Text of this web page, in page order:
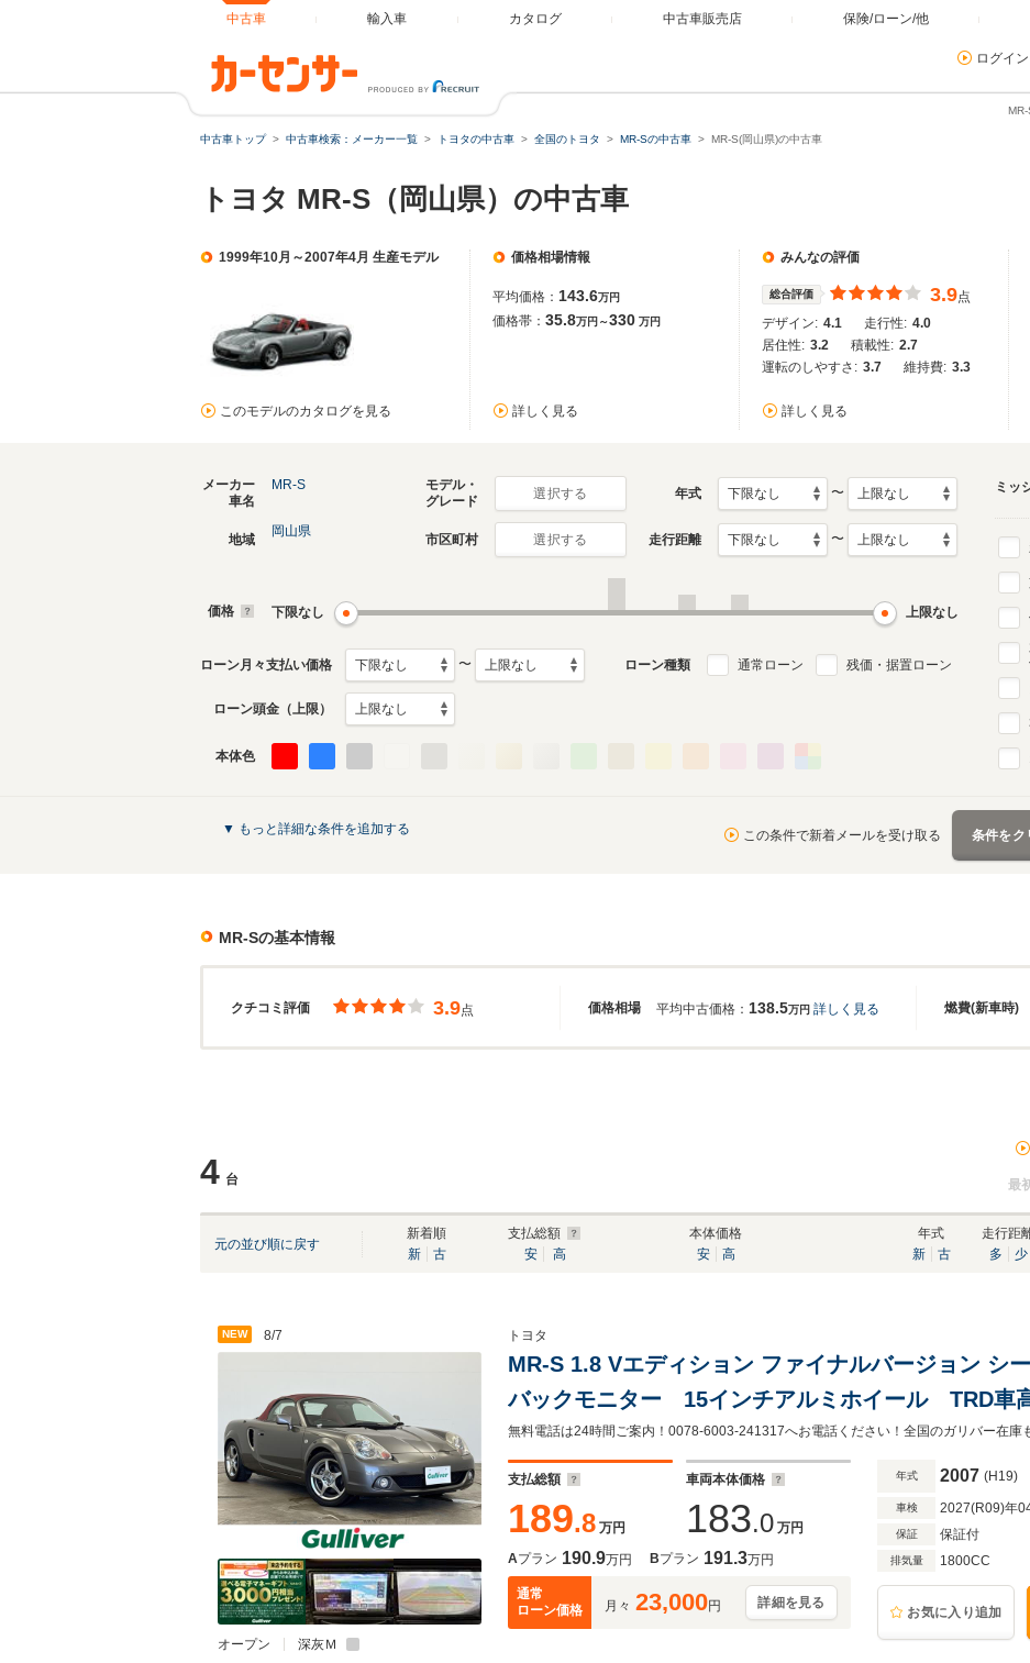
中古車 輸入車 カタログ 中古車販売店 保険/ローン/他
ログイン
中古車トップ 中古車検索：メーカー一覧 トヨタの中古車 全国のトヨタ MR-Sの中古車 MR-S(岡山県)の中古車
トヨタ MR-S（岡山県）の中古車
1999年10月～2007年4月 生産モデル
このモデルのカタログを見る
価格相場情報
平均価格： 143.6万円
価格帯： 35.8万円～330 万円
詳しく見る
みんなの評価
総合評価 3.9点
デザイン: 4.1 走行性: 4.0
居住性: 3.2 積載性: 2.7
運転のしやすさ: 3.7 維持費: 3.3
詳しく見る
メーカー
車名
MR-S
モデル・
グレード
選択する 年式 〜
地域
岡山県
市区町村 選択する 走行距離 〜
価格 下限なし 上限なし
ローン月々支払い価格 〜 ローン種類 通常ローン 残価・据置ローン
ローン頭金（上限）
本体色
ミッ
▼ もっと詳細な条件を追加する この条件で新着メールを受け取る 条件をク
MR-Sの基本情報
クチコミ評価 価格相場 燃費(新車時)
3.9点 平均中古価格： 138.5万円 詳しく見る
4 台 最
元の並び順に戻す
新着順
新
古
支払総額
安
高
本体価格
安
高
年式
新
古
走行距
多
少
NEW 8/7
オープン 深灰Ｍ
トヨタ
MR-S 1.8 Vエディション ファイナルバージョン シ
バックモニター 15インチアルミホイール TRD
ザーシート 社外レーダー 純正フロアマット フ
グスイッチ AC Bluetooth フルセグTV
無料電話は24時間ご案内！0078-6003-241317へお電話ください！全国のガリバー在庫
支払総額
189.8 万円
車両本体価格
183.0 万円
Aプラン 190.9万円 Bプラン 191.3万円
通常
ローン価格
月々 23,000円 詳細を見る
年式 2007 (H19)
車検 2027(R09)年
保証 保証付
排気量 1800CC
お気に入り追加